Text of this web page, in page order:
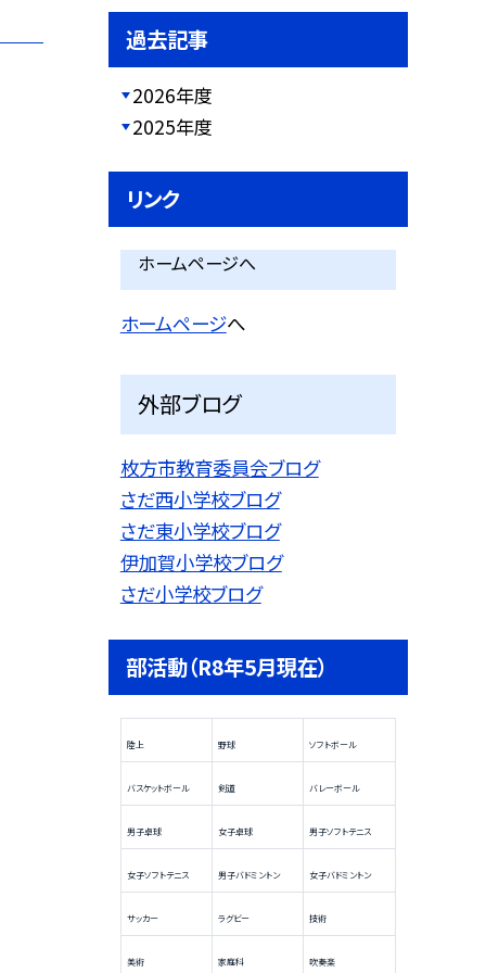
過去記事
2026年度
2025年度
リンク
ホームページへ
ホームページへ
外部ブログ
枚方市教育委員会ブログ
さだ西小学校ブログ
さだ東小学校ブログ
伊加賀小学校ブログ
さだ小学校ブログ
部活動（R8年5月現在）
陸上 野球 ソフトボール
バスケットボール 剣道 バレーボール
男子卓球 女子卓球 男子ソフトテニス
女子ソフトテニス 男子バドミントン 女子バドミントン
サッカー ラグビー 技術
美術 家庭科 吹奏楽